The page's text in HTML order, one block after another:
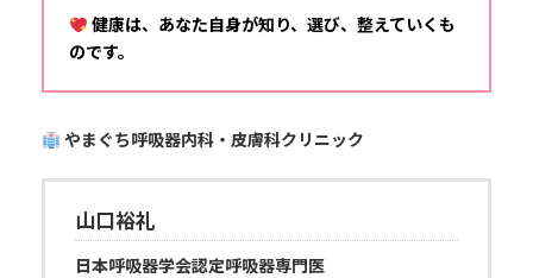
健康は、あなた自身が知り、選び、整えていくも
のです。
やまぐち呼吸器内科・皮膚科クリニック
山口裕礼
日本呼吸器学会認定呼吸器専門医